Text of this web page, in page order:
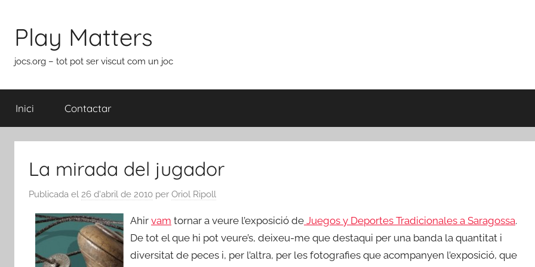
contingut
Play Matters
jocs.org – tot pot ser viscut com un joc
Inici Contactar
La mirada del jugador
Publicada el 26 d'abril de 2010 per Oriol Ripoll
Ahir vam tornar a veure l’exposició de Juegos y Deportes Tradicionales a Saragossa.
De tot el que hi pot veure’s, deixeu-me que destaqui per una banda la quantitat i
diversitat de peces i, per l’altra, per les fotografies que acompanyen l’exposició, que